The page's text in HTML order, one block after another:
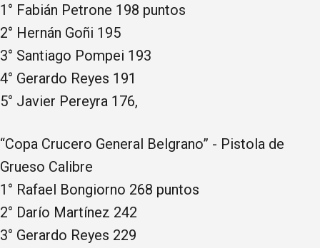
1° Fabián Petrone 198 puntos
2° Hernán Goñi 195
3° Santiago Pompei 193
4° Gerardo Reyes 191
5° Javier Pereyra 176,
“Copa Crucero General Belgrano” - Pistola de
Grueso Calibre
1° Rafael Bongiorno 268 puntos
2° Darío Martínez 242
3° Gerardo Reyes 229